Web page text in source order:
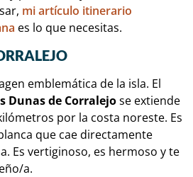
mi artículo itinerario
es lo que necesitas.
emblemática de la isla. El
Dunas de Corralejose extiende
por la costa noreste. Es
que cae directamente
Es vertiginoso, es hermoso y te
a.